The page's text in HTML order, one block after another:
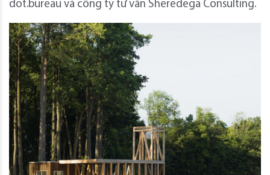
dot.bureau và công ty tư vấn Sheredega Consulting.